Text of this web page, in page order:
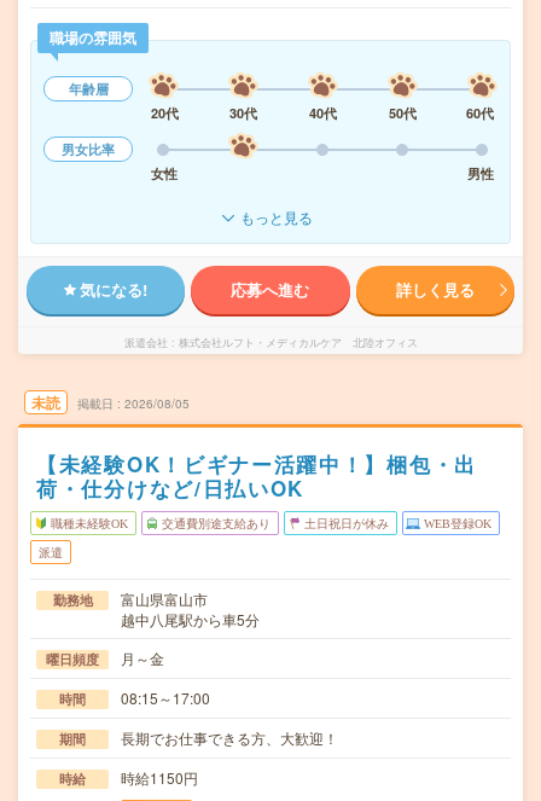
職場の雰囲気
年齢層
20代
30代 40代 50代
60代
男女比率
女性
男性
もっと見る
気になる! 応募へ進む 詳しく見る
派遣会社 株式会社ルフト・メディカルケア 北陸オフィス
未読 掲載日 2026/08/05
【未経験OK！ビギナー活躍中！】梱包・出
荷・仕分けなど/日払いOK
職種未経験OK 交通費別途支給あり 土日祝日が休み WEB登録OK
派遣
勤務地
富山県富山市
越中八尾駅から車5分
曜日頻度 月～金
時間 08:15～17:00
期間 長期でお仕事できる方、大歓迎！
時給 時給1150円